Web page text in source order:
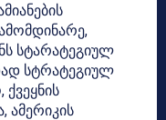
სტარატეგიულ
სტრატეგიულ
ამერიკის